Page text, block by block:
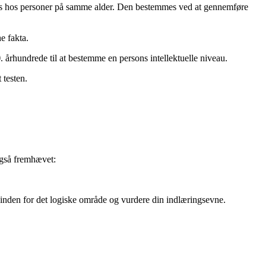
personer på samme alder. Den bestemmes ved at gennemføre
fakta.
til at bestemme en persons intellektuelle niveau.
fremhævet:
for det logiske område og vurdere din indlæringsevne.